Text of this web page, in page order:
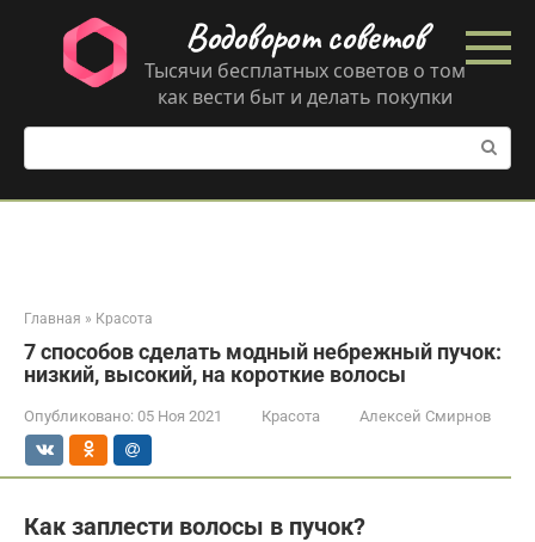
контенту
Водоворот советов
Тысячи бесплатных советов о том
как вести быт и делать покупки
Поиск:
Главная » Красота
7 способов сделать модный небрежный пучок:
низкий, высокий, на короткие волосы
Опубликовано: 05 Ноя 2021 Красота Алексей Смирнов
Как заплести волосы в пучок?